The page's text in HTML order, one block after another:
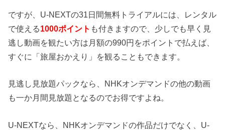
ですが、U-NEXTの31日間無料トライアルには、レンタル
で使える1000ポイント も付きますので、少しでも早く見
逃し動画を観たい方は月額の990円をポイントで払えば、
すぐに「旅屋おかえり」を観ることもできます。
見逃し見放題パックなら、NHKオンデマンドの他の動画
も一か月間見放題となるのでお得ですよね。
U-NEXTなら、NHKオンデマンドの作品だけでなく、U-